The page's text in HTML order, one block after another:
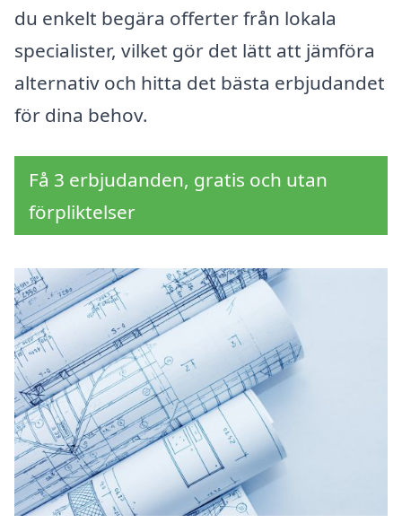
du enkelt begära offerter från lokala
specialister, vilket gör det lätt att jämföra
alternativ och hitta det bästa erbjudandet
för dina behov.
Få 3 erbjudanden, gratis och utan
förpliktelser